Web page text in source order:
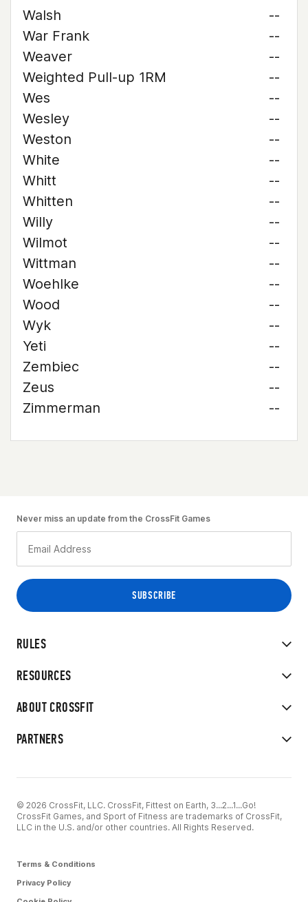
Walsh
--
War Frank
--
Weaver
--
Weighted Pull-up 1RM
--
Wes
--
Wesley
--
Weston
--
White
--
Whitt
--
Whitten
--
Willy
--
Wilmot
--
Wittman
--
Woehlke
--
Wood
--
Wyk
--
Yeti
--
Zembiec
--
Zeus
--
Zimmerman
--
RULES
RESOURCES
ABOUT CROSSFIT
PARTNERS
Never miss an update from the CrossFit Games
© 2026 CrossFit, LLC. CrossFit, Fittest on Earth, 3...2...1...Go!
CrossFit Games, and Sport of Fitness are trademarks of CrossFit,
LLC in the U.S. and/or other countries. All Rights Reserved.
Terms & Conditions
Privacy Policy